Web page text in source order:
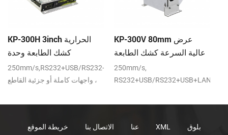
KP-300H 3inch الحرارية
كشك الطابعة وحدة
250mm/s,RS232+USB/RS232+USB+LAN
واجهات كاملة أو جزئية القاطع ،
KP-300V 80mm عرض
عالية السرعة كشك الطابعة
الحرارية
250mm/s,
RS232+USB/RS232+USB+LAN
عنا الاتصال بنا خريطة الموقع XML
بلوق